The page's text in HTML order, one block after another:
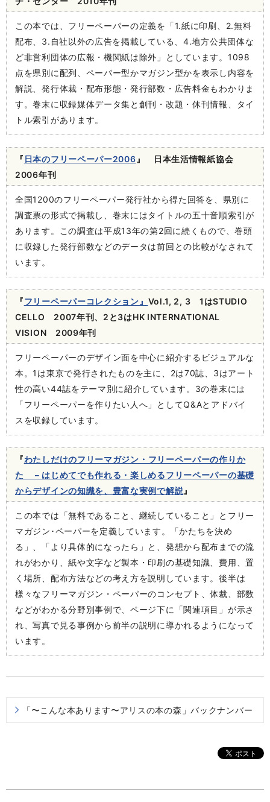
この本では、フリーペーパーの定義を「1.紙に印刷、2.無料
配布、3.自社以外の広告を掲載している、4.地方公共団体な
ど非営利団体の広報・機関紙は除外」としています。1098
点を県別に配列、ペーパー型かマガジン型かを表示し内容を
解説、発行体裁・配布形態・発行部数・広告料金もわかりま
す。巻末に収録媒体データ集と創刊・改題・休刊情報、タイ
トル索引があります。
『 日本のフリーペーパー2006 』 日本生活情報紙協会
2006年刊
全国1200のフリーペーパー発行社から得た回答を、県別に
調査票の形式で掲載し、巻末にはタイトルの五十音順索引が
あります。この調査は平成13年の第2回に続くもので、巻頭
に収録した発行部数などのデータは前回との比較がなされて
います。
『フリーペーパーコレクション』 Vol.1, 2, 3 1はSTUDIO
CELLO 2007年刊、2と3はHK INTERNATIONAL
VISION 2009年刊
フリーペーパーのデザイン面を中心に紹介するビジュアルな
本。1は東京で発行されたものを主に、2は70誌、3はアート
性の高い44誌をテーマ別に紹介しています。3の巻末には
「フリーペーパーを作りたい人へ」としてQ&Aとアドバイ
スを収録しています。
『わたしだけのフリーマガジン・フリーペーパーの作りか
た －はじめてでも作れる・楽しめるフリーペーパーの基礎
からデザインの知識を、豊富な実例で解説』
この本では「無料であること、継続していること」とフリー
マガジン･ペーパーを定義しています。「かたちを決め
る」、「より具体的になったら」と、発想から配布までの流
れがわかり、紙や文字など製本・印刷の基礎知識、費用、置
く場所、配布方法などの考え方を説明しています。後半は
様々なフリーマガジン・ペーパーのコンセプト、体裁、部数
などがわかる分野別事例で、ページ下に「関連項目」が示さ
れ、写真で見る事例から前半の説明に導かれるようになって
います。
「〜こんな本あります〜アリスの本の森」バックナンバー